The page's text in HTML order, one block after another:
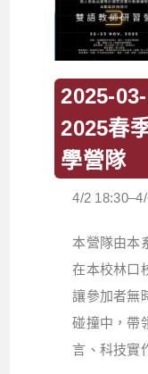
2025-
2025春
學營隊
4/2
本營隊由本
在本校林口
讓參加者無
碰撞中，帶
言、科技實